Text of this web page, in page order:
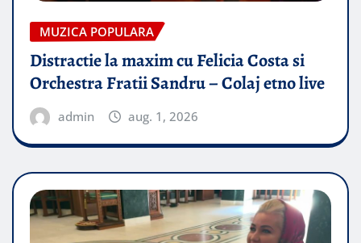
MUZICA POPULARA
Distractie la maxim cu Felicia Costa si
Orchestra Fratii Sandru – Colaj etno live
admin aug. 1, 2026